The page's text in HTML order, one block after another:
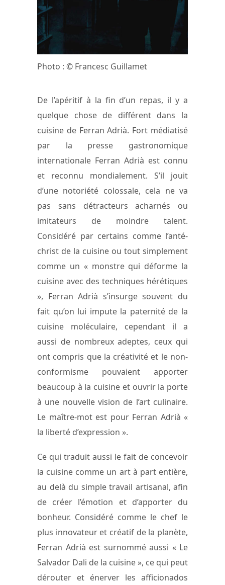
Photo : © Francesc Guillamet
De l’apéritif à la fin d’un repas, il y a
quelque chose de différent dans la
cuisine de Ferran Adrià. Fort médiatisé
par la presse gastronomique
internationale Ferran Adrià est connu
et reconnu mondialement. S’il jouit
d’une notoriété colossale, cela ne va
pas sans détracteurs acharnés ou
imitateurs de moindre talent.
Considéré par certains comme l’anté-
christ de la cuisine ou tout simplement
comme un « monstre qui déforme la
cuisine avec des techniques hérétiques
», Ferran Adrià s’insurge souvent du
fait qu’on lui impute la paternité de la
cuisine moléculaire, cependant il a
aussi de nombreux adeptes, ceux qui
ont compris que la créativité et le non-
conformisme pouvaient apporter
beaucoup à la cuisine et ouvrir la porte
à une nouvelle vision de l’art culinaire.
Le maître-mot est pour Ferran Adrià «
la liberté d’expression ».
Ce qui traduit aussi le fait de concevoir
la cuisine comme un art à part entière,
au delà du simple travail artisanal, afin
de créer l’émotion et d’apporter du
bonheur. Considéré comme le chef le
plus innovateur et créatif de la planète,
Ferran Adrià est surnommé aussi « Le
Salvador Dali de la cuisine », ce qui peut
dérouter et énerver les afficionados